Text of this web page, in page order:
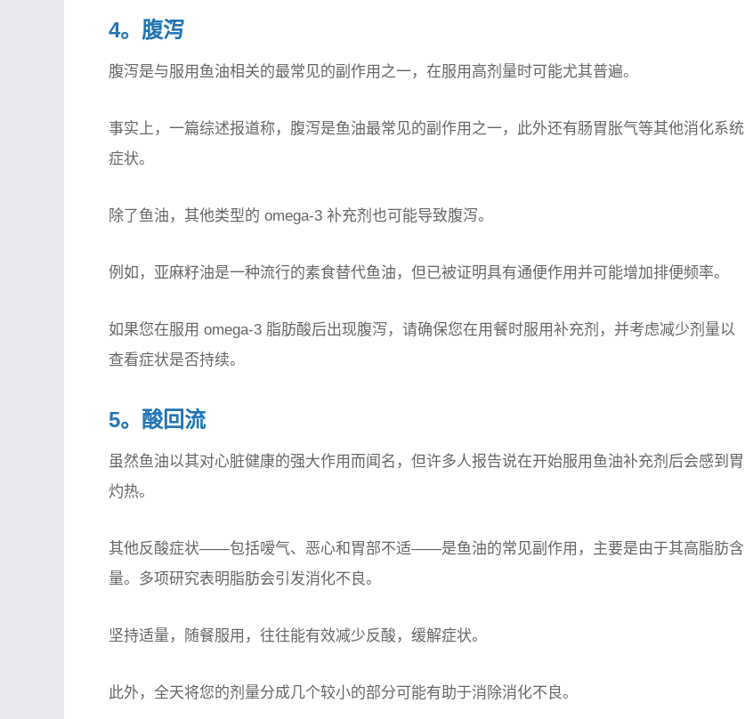
4。腹泻
腹泻是与服用鱼油相关的最常见的副作用之一，在服用高剂量时可能尤其普遍。
事实上，一篇综述报道称，腹泻是鱼油最常见的副作用之一，此外还有肠胃胀气等其他消化系统
症状。
除了鱼油，其他类型的 omega-3 补充剂也可能导致腹泻。
例如，亚麻籽油是一种流行的素食替代鱼油，但已被证明具有通便作用并可能增加排便频率。
如果您在服用 omega-3 脂肪酸后出现腹泻，请确保您在用餐时服用补充剂，并考虑减少剂量以
查看症状是否持续。
5。酸回流
虽然鱼油以其对心脏健康的强大作用而闻名，但许多人报告说在开始服用鱼油补充剂后会感到胃
灼热。
其他反酸症状——包括嗳气、恶心和胃部不适——是鱼油的常见副作用，主要是由于其高脂肪含
量。多项研究表明脂肪会引发消化不良。
坚持适量，随餐服用，往往能有效减少反酸，缓解症状。
此外，全天将您的剂量分成几个较小的部分可能有助于消除消化不良。